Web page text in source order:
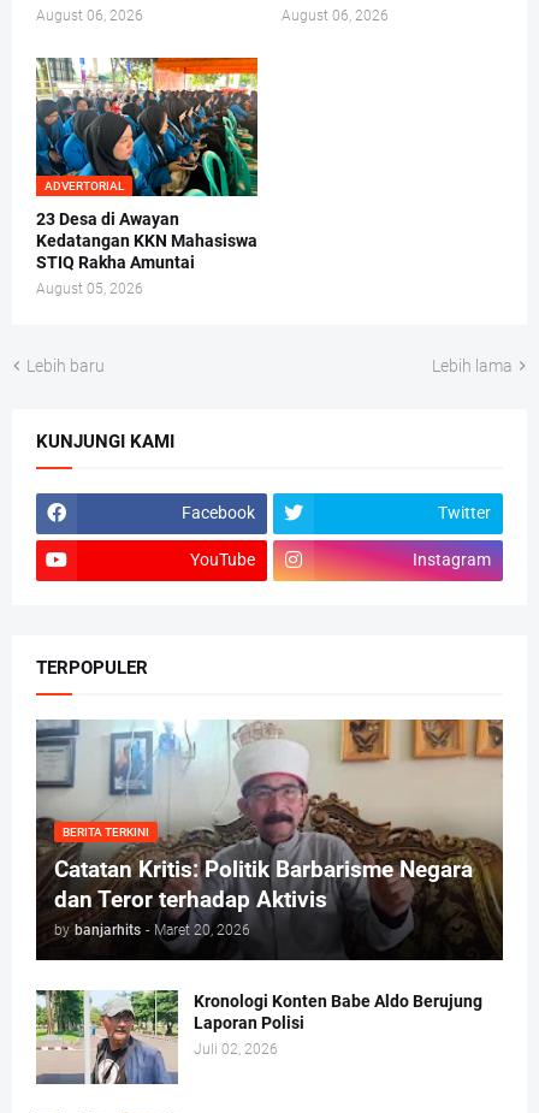
August 06, 2026 August 06, 2026
ADVERTORIAL
23 Desa di Awayan
Kedatangan KKN Mahasiswa
STIQ Rakha Amuntai
August 05, 2026
Lebih baru Lebih lama
KUNJUNGI KAMI
Facebook Twitter
YouTube Instagram
TERPOPULER
BERITA TERKINI
Catatan Kritis: Politik Barbarisme Negara
dan Teror terhadap Aktivis
by banjarhits - Maret 20, 2026
Kronologi Konten Babe Aldo Berujung
Laporan Polisi
Juli 02, 2026